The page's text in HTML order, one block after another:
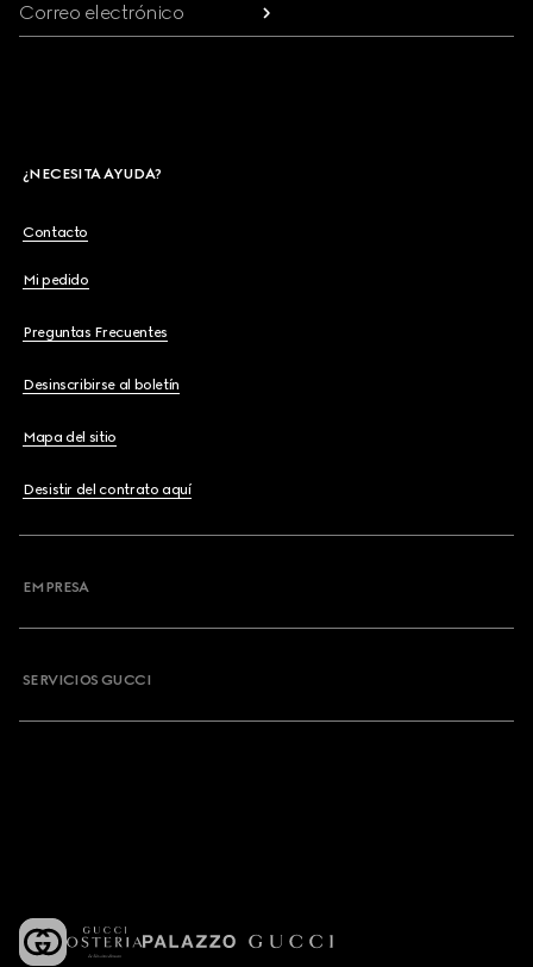
Correo electrónico
¿NECESITA AYUDA?
Contacto
Mi pedido
Preguntas Frecuentes
Desinscribirse al boletín
Mapa del sitio
Desistir del contrato aquí
EMPRESA
SERVICIOS GUCCI